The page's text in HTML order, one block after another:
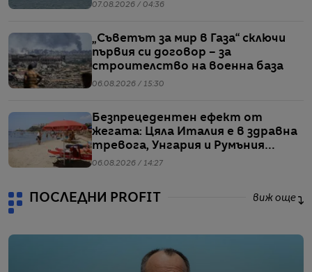
07.08.2026 / 04:36
„Съветът за мир в Газа“ сключи
първия си договор – за
строителство на военна база
06.08.2026 / 15:30
Безпрецедентен ефект от
жегата: Цяла Италия е в здравна
тревога, Унгария и Румъния
пестят електричество
06.08.2026 / 14:27
ПОСЛЕДНИ PROFIT виж още